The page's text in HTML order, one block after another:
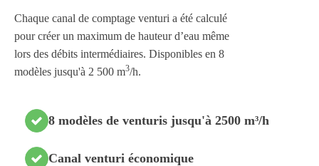
Chaque canal de comptage venturi a été calculé
pour créer un maximum de hauteur d’eau même
lors des débits intermédiaires. Disponibles en 8
modèles jusqu'à 2 500 m3/h.
8 modèles de venturis jusqu'à 2500 m³/h
Canal venturi économique